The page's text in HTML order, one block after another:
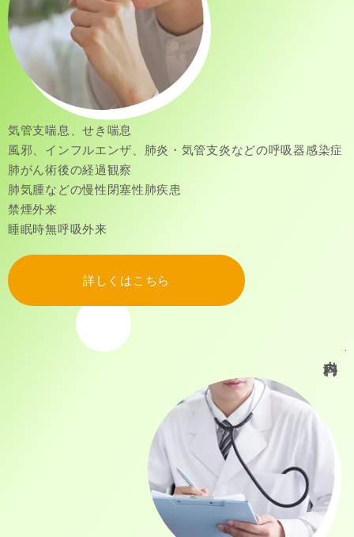
気管支喘息、せき喘息
風邪、インフルエンザ、肺炎・気管支炎などの呼吸器感染症
肺がん術後の経過観察
肺気腫などの慢性閉塞性肺疾患
禁煙外来
睡眠時無呼吸外来
詳しくはこちら